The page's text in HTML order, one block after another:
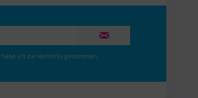
habe ich zur Kenntnis genommen.